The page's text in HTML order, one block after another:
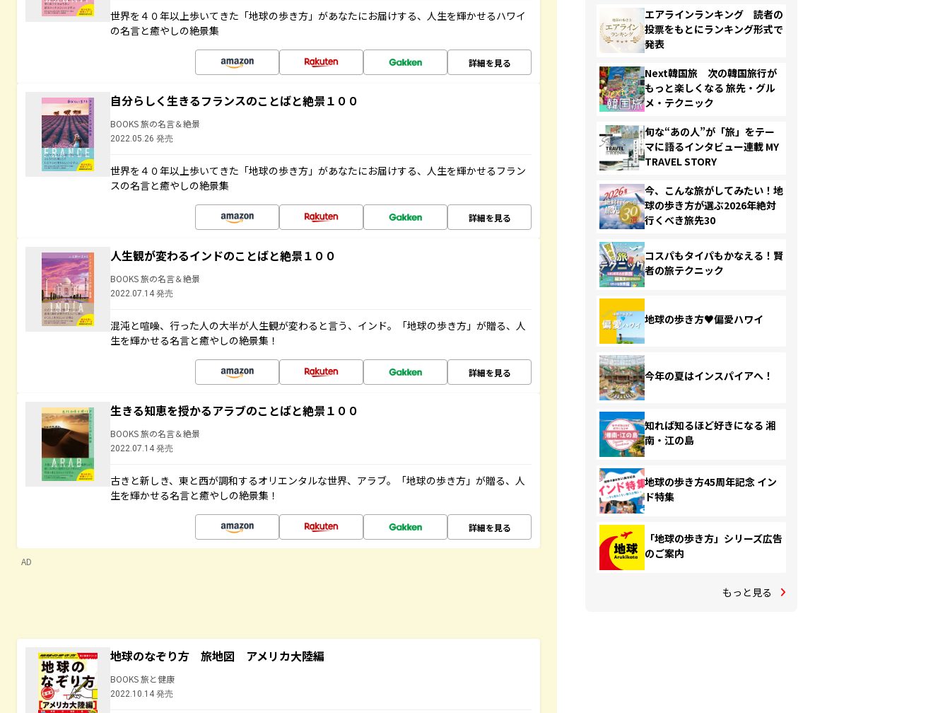
世界を４０年以上歩いてきた「地球の歩き方」があなたにお届けする、人生を輝かせるハワイ
の名言と癒やしの絶景集
詳細を見る
自分らしく生きるフランスのことばと絶景１００
BOOKS 旅の名言＆絶景
2022.05.26 発売
世界を４０年以上歩いてきた「地球の歩き方」があなたにお届けする、人生を輝かせるフラン
スの名言と癒やしの絶景集
詳細を見る
人生観が変わるインドのことばと絶景１００
BOOKS 旅の名言＆絶景
2022.07.14 発売
混沌と喧噪、行った人の大半が人生観が変わると言う、インド。「地球の歩き方」が贈る、人
生を輝かせる名言と癒やしの絶景集！
詳細を見る
生きる知恵を授かるアラブのことばと絶景１００
BOOKS 旅の名言＆絶景
2022.07.14 発売
古きと新しき、東と西が調和するオリエンタルな世界、アラブ。「地球の歩き方」が贈る、人
生を輝かせる名言と癒やしの絶景集！
詳細を見る
AD
地球のなぞり方 旅地図 アメリカ大陸編
BOOKS 旅と健康
2022.10.14 発売
エアラインランキング 読者の
投票をもとにランキング形式で
発表
Next韓国旅 次の韓国旅行が
もっと楽しくなる 旅先・グル
メ・テクニック
旬な“あの人”が「旅」をテー
マに語るインタビュー連載 MY
TRAVEL STORY
今、こんな旅がしてみたい！地
球の歩き方が選ぶ2026年絶対
行くべき旅先30
コスパもタイパもかなえる！賢
者の旅テクニック
地球の歩き方♥偏愛ハワイ
今年の夏はインスパイアへ！
知れば知るほど好きになる 湘
南・江の島
地球の歩き方45周年記念 イン
ド特集
「地球の歩き方」シリーズ広告
のご案内
もっと見る